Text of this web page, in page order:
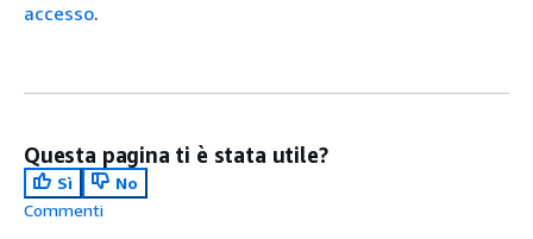
accesso.
Questa pagina ti è stata utile?
Sì
No
Commenti